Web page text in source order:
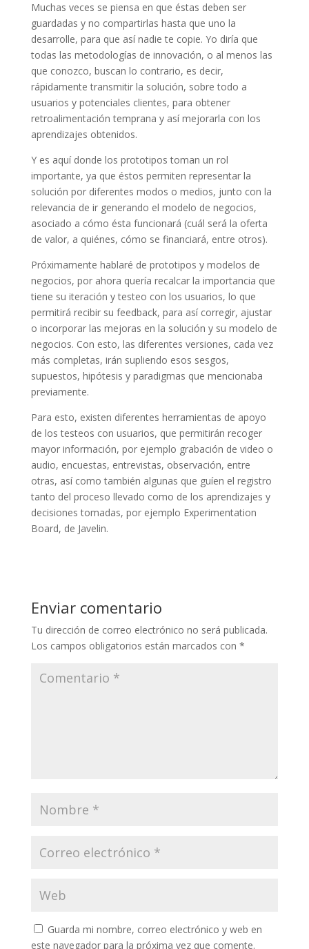
Muchas veces se piensa en que éstas deben ser
guardadas y no compartirlas hasta que uno la
desarrolle, para que así nadie te copie. Yo diría que
todas las metodologías de innovación, o al menos las
que conozco, buscan lo contrario, es decir,
rápidamente transmitir la solución, sobre todo a
usuarios y potenciales clientes, para obtener
retroalimentación temprana y así mejorarla con los
aprendizajes obtenidos.
Y es aquí donde los prototipos toman un rol
importante, ya que éstos permiten representar la
solución por diferentes modos o medios, junto con la
relevancia de ir generando el modelo de negocios,
asociado a cómo ésta funcionará (cuál será la oferta
de valor, a quiénes, cómo se financiará, entre otros).
Próximamente hablaré de prototipos y modelos de
negocios, por ahora quería recalcar la importancia que
tiene su iteración y testeo con los usuarios, lo que
permitirá recibir su feedback, para así corregir, ajustar
o incorporar las mejoras en la solución y su modelo de
negocios. Con esto, las diferentes versiones, cada vez
más completas, irán supliendo esos sesgos,
supuestos, hipótesis y paradigmas que mencionaba
previamente.
Para esto, existen diferentes herramientas de apoyo
de los testeos con usuarios, que permitirán recoger
mayor información, por ejemplo grabación de video o
audio, encuestas, entrevistas, observación, entre
otras, así como también algunas que guíen el registro
tanto del proceso llevado como de los aprendizajes y
decisiones tomadas, por ejemplo Experimentation
Board, de Javelin.
Enviar comentario
Tu dirección de correo electrónico no será publicada.
Los campos obligatorios están marcados con *
Guarda mi nombre, correo electrónico y web en
este navegador para la próxima vez que comente.